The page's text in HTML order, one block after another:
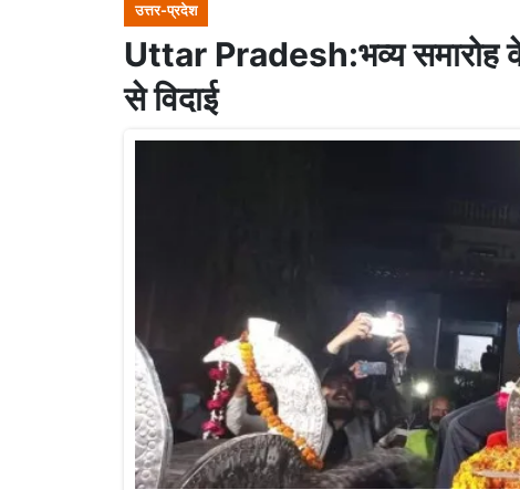
उत्तर-प्रदेश
Uttar Pradesh:भव्य समारोह
से विदाई